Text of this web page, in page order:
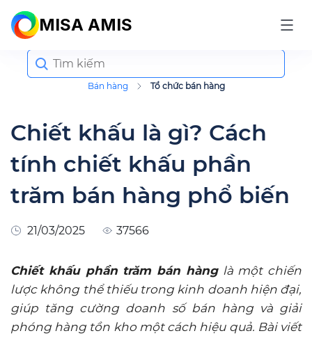
MISA AMIS
Bán hàng Tổ chức bán hàng
Search
for:
Chiết khấu là gì? Cách
tính chiết khấu phần
trăm bán hàng phổ biến
21/03/2025 37566
Chiết khấu phần trăm bán hànglà một chiến
lược không thể thiếu trong kinh doanh hiện đại,
giúp tăng cường doanh số bán hàng và giải
phóng hàng tồn kho một cách hiệu quả. Bài viết